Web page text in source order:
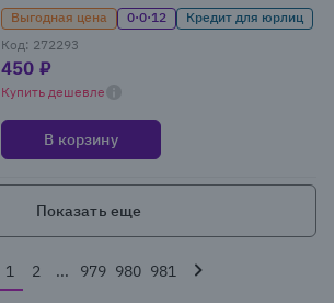
Выгодная цена 0·0·12
Кредит для юрлиц
Код: 272293
450 ₽
Купить дешевле
В корзину
Показать еще
1 2 ... 979 980 981